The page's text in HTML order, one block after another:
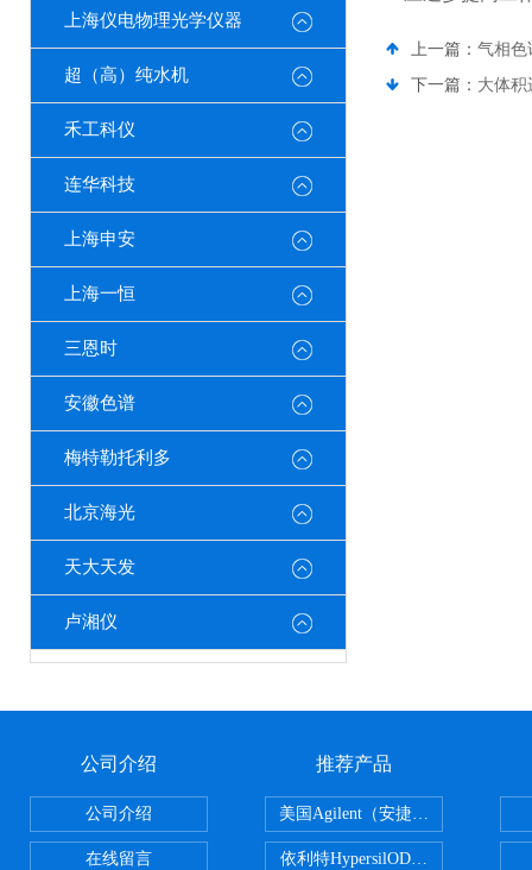
上海仪电物理光学仪器
超（高）纯水机
禾工科仪
连华科技
上海申安
上海一恒
三恩时
安徽色谱
梅特勒托利多
北京海光
天大天发
卢湘仪
上一篇： 气相色
下一篇： 大体积
公司介绍
公司介绍
在线留言
推荐产品
美国Agilent（安捷伦） PLOT色谱
依利特HypersilODS2/C18/C8/